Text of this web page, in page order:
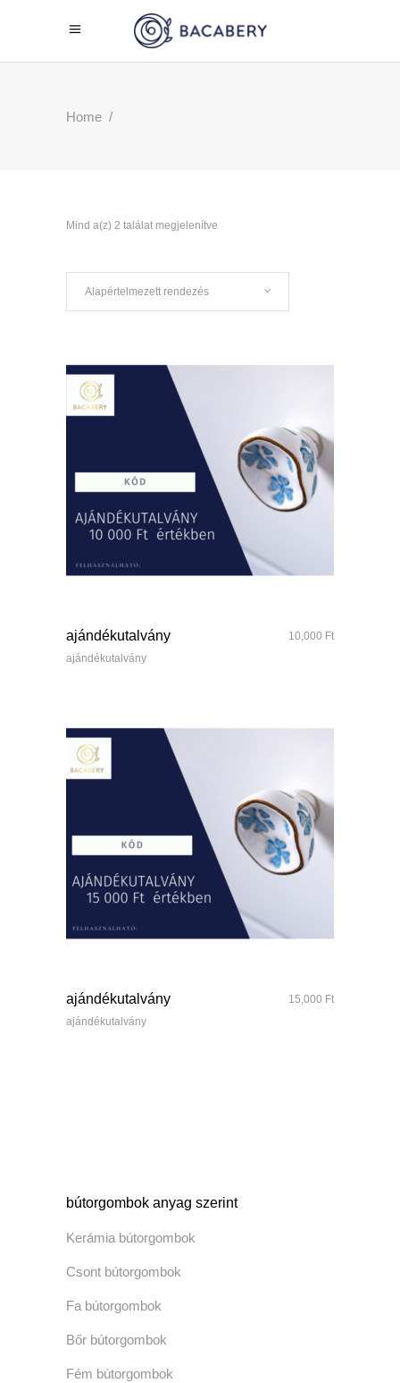
Home /
Mind a(z) 2 találat megjelenítve
Alapértelmezett rendezés
ajándékutalvány 10,000 Ft
ajándékutalvány
ajándékutalvány 15,000 Ft
ajándékutalvány
bútorgombok anyag szerint
Kerámia bútorgombok
Csont bútorgombok
Fa bútorgombok
Bőr bútorgombok
Fém bútorgombok